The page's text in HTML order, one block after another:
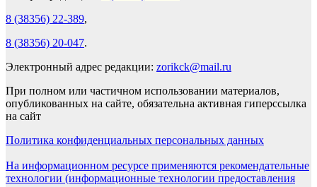
8 (38356) 22-389,
8 (38356) 20-047.
Электронный адрес редакции: zorikck@mail.ru
При полном или частичном использовании материалов,
опубликованных на сайте, обязательна активная гиперссылка
на сайт
Политика конфиденциальных персональных данных
На информационном ресурсе применяются рекомендательные
технологии (информационные технологии предоставления